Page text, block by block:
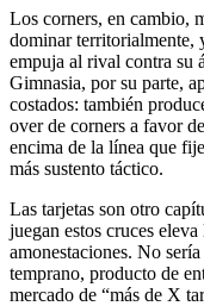
Los corners, en cambio,
dominar territorialmente,
empuja al rival contra su
Gimnasia, por su parte,
costados: también
over de corners a favor
encima de la línea que
más sustento táctico.
Las tarjetas son otro
juegan estos cruces
amonestaciones. No
temprano, producto de
mercado de “más de X